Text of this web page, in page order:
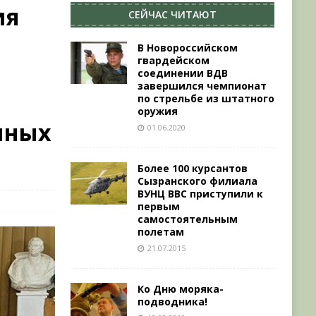
СЕЙЧАС ЧИТАЮТ
В Новороссийском
гвардейском
соединении ВДВ
завершился чемпионат
по стрельбе из штатного
оружия
01.06.2020
Более 100 курсантов
Сызранского филиала
ВУНЦ ВВС приступили к
первым
самостоятельным
полетам
21.07.2015
Ко Дню моряка-
подводника!